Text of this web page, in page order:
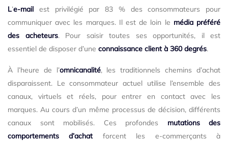
L’e-mail est privilégié par 83 % des consommateurs pour
communiquer avec les marques. Il est de loin le média préféré
des acheteurs. Pour saisir toutes ses opportunités, il est
essentiel de disposer d’une connaissance client à 360 degrés.
À l’heure de l’omnicanalité, les traditionnels chemins d’achat
disparaissent. Le consommateur actuel utilise l’ensemble des
canaux, virtuels et réels, pour entrer en contact avec les
marques. Au cours d’un même processus de décision, différents
canaux sont mobilisés. Ces profondes mutations des
comportements d’achat forcent les e-commerçants à